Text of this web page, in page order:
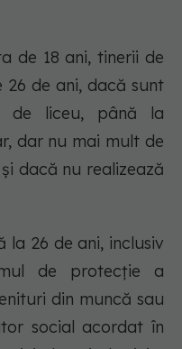
de 18 ani, tinerii de
26 de ani, dacă sunt
de liceu, până la
dar nu mai mult de
dacă nu realizează
26 de ani, inclusiv
de protecţie a
din muncă sau
social acordat în